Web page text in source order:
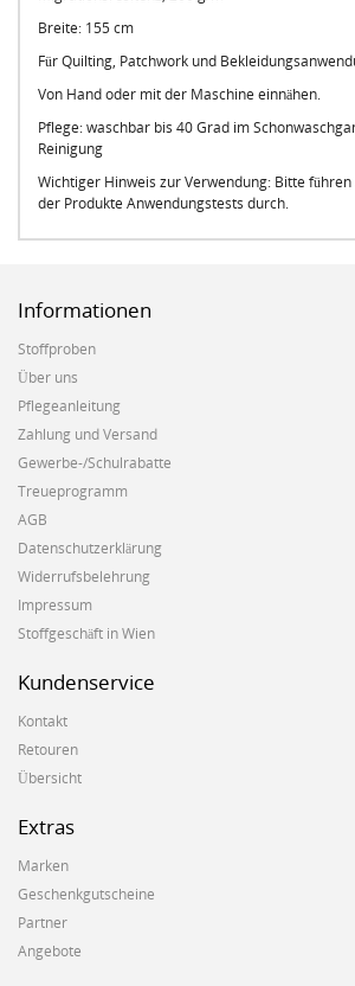
Breite: 155 cm
Für Quilting, Patchwork und
Von Hand oder mit der Maschine einnähen.
Pflege: waschbar bis 40 Grad im
Reinigung
Wichtiger Hinweis zur Verwendung: Bitte
der Produkte Anwendungstests durch.
Informationen
Stoffproben
Über uns
Pflegeanleitung
Zahlung und Versand
Gewerbe-/Schulrabatte
Treueprogramm
AGB
Datenschutzerklärung
Widerrufsbelehrung
Impressum
Stoffgeschäft in Wien
Kundenservice
Kontakt
Retouren
Übersicht
Extras
Marken
Geschenkgutscheine
Partner
Angebote